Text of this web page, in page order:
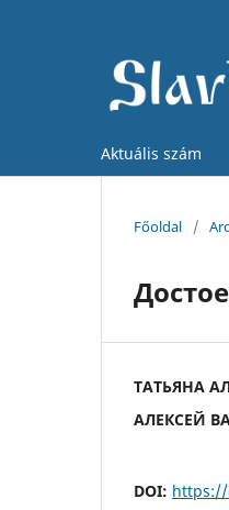
Aktuális szám
Főoldal /
ТАТЬЯНА
АЛЕКСЕЙ
DOI: https://